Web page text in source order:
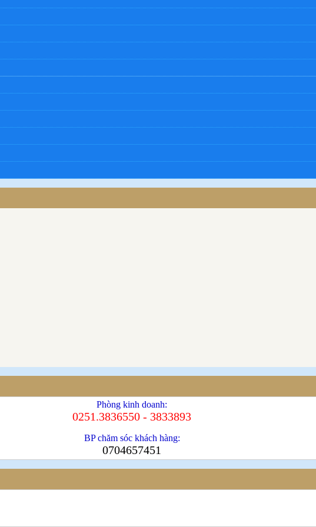
Phòng kinh doanh:
0251.3836550 - 3833893
BP chăm sóc khách hàng:
0704657451